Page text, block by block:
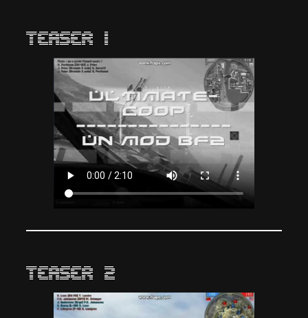
Teaser 1
Teaser 2